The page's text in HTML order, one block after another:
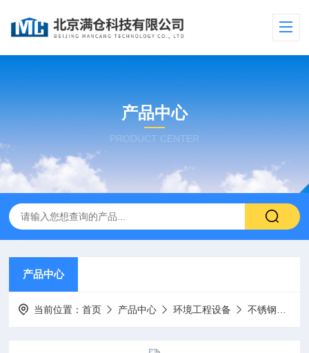
产品中心
PRODUCT CENTER
产品中心
当前位置：首页 产品中心 环境工程设备 不锈钢沼气发酵罐